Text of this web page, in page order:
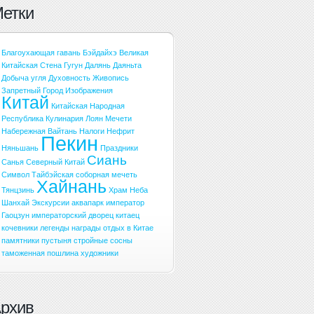
Благоухающая гавань Бэйдайхэ Великая
Китайская Стена Гугун Далянь Даяньта
Добыча угля Духовность Живопись
Запретный Город Изображения
Китай Китайская Народная
Республика Кулинария Лоян Мечети
Набережная Вайтань Налоги Нефрит
Няньшань Пекин Праздники
Санья Северный Китай Сиань
Символ Тайбэйская соборная мечеть
Тянцзинь Хайнань Храм Неба
Шанхай Экскурсии аквапарк император
Гаоцзун императорский дворец китаец
кочевники легенды награды отдых в Китае
памятники пустыня стройные сосны
таможенная пошлина художники